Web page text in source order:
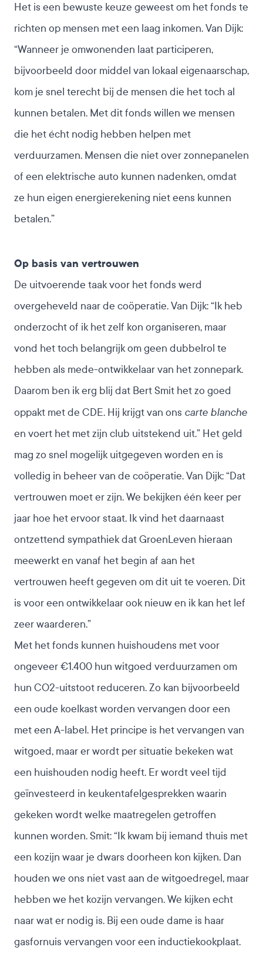
Het is een bewuste keuze geweest om het fonds te
richten op mensen met een laag inkomen. Van Dijk:
“Wanneer je omwonenden laat participeren,
bijvoorbeeld door middel van lokaal eigenaarschap,
kom je snel terecht bij de mensen die het toch al
kunnen betalen. Met dit fonds willen we mensen
die het écht nodig hebben helpen met
verduurzamen. Mensen die niet over zonnepanelen
of een elektrische auto kunnen nadenken, omdat
ze hun eigen energierekening niet eens kunnen
betalen.”
Op basis van vertrouwen
De uitvoerende taak voor het fonds werd
overgeheveld naar de coöperatie. Van Dijk: “Ik heb
onderzocht of ik het zelf kon organiseren, maar
vond het toch belangrijk om geen dubbelrol te
hebben als mede-ontwikkelaar van het zonnepark.
Daarom ben ik erg blij dat Bert Smit het zo goed
oppakt met de CDE. Hij krijgt van ons carte blanche
en voert het met zijn club uitstekend uit.” Het geld
mag zo snel mogelijk uitgegeven worden en is
volledig in beheer van de coöperatie. Van Dijk: “Dat
vertrouwen moet er zijn. We bekijken één keer per
jaar hoe het ervoor staat. Ik vind het daarnaast
ontzettend sympathiek dat GroenLeven hieraan
meewerkt en vanaf het begin af aan het
vertrouwen heeft gegeven om dit uit te voeren. Dit
is voor een ontwikkelaar ook nieuw en ik kan het lef
zeer waarderen.”
Met het fonds kunnen huishoudens met voor
ongeveer €1.400 hun witgoed verduurzamen om
hun CO2-uitstoot reduceren. Zo kan bijvoorbeeld
een oude koelkast worden vervangen door een
met een A-label. Het principe is het vervangen van
witgoed, maar er wordt per situatie bekeken wat
een huishouden nodig heeft. Er wordt veel tijd
geïnvesteerd in keukentafelgesprekken waarin
gekeken wordt welke maatregelen getroffen
kunnen worden. Smit: “Ik kwam bij iemand thuis met
een kozijn waar je dwars doorheen kon kijken. Dan
houden we ons niet vast aan de witgoedregel, maar
hebben we het kozijn vervangen. We kijken echt
naar wat er nodig is. Bij een oude dame is haar
gasfornuis vervangen voor een inductiekookplaat.